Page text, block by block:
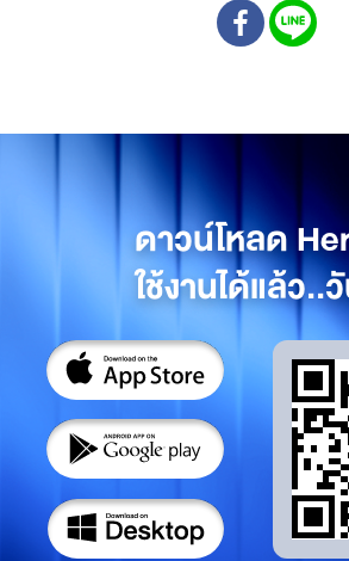
ดาวน์โหลด
ใช้งานได้แล้ว..